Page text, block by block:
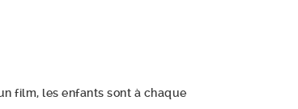
film, les enfants sont à chaque